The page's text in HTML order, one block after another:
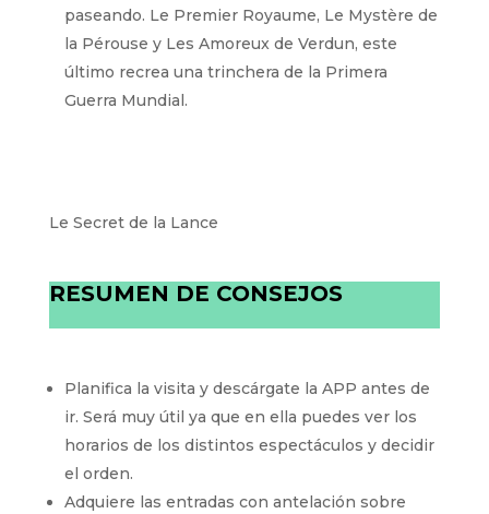
paseando. Le Premier Royaume, Le Mystère de
la Pérouse y Les Amoreux de Verdun, este
último recrea una trinchera de la Primera
Guerra Mundial.
Le Secret de la Lance
RESUMEN DE CONSEJOS
Planifica la visita y descárgate la APP antes de
ir. Será muy útil ya que en ella puedes ver los
horarios de los distintos espectáculos y decidir
el orden.
Adquiere las entradas con antelación sobre